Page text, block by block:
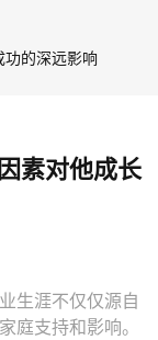
的深远影响
素对他成长
生涯不仅仅源自
庭支持和影响。